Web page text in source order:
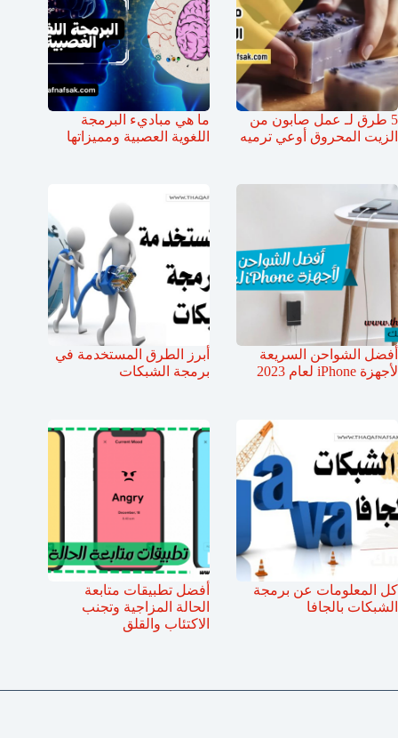
5 طرق لـ عمل صابون من
الزيت المحروق أوعي ترميه
ما هي مباديء البرمجة
اللغوية العصبية ومميزاتها
أفضل الشواحن السريعة
لأجهزة iPhone لعام 2023
أبرز الطرق المستخدمة في
برمجة الشبكات
كل المعلومات عن برمجة
الشبكات بالجافا
أفضل تطبيقات متابعة
الحالة المزاجية وتجنب
الاكتئاب والقلق